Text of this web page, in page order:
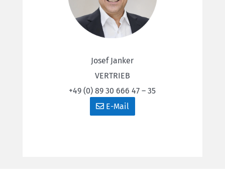
Josef Janker
VERTRIEB
+49 (0) 89 30 666 47 – 35
E-Mail